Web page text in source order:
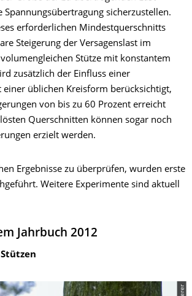
Spannungsübertragung sicherzustellen.
erforderlichen Mindestquerschnitts
Steigerung der Versagenslast im
Stütze mit konstantem
zusätzlich der Einfluss einer
einer üblichen Kreisform berücksichtigt,
von bis zu 60 Prozent erreicht
Querschnitten können sogar noch
erzielt werden.
Ergebnisse zu überprüfen, wurden erste
Weitere Experimente sind aktuell
Jahrbuch 2012